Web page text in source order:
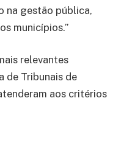
na gestão pública,
municípios.”
relevantes
de Tribunais de
aos critérios